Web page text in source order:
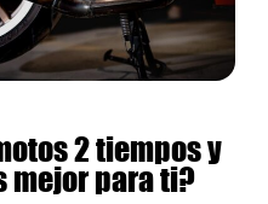
2 tiempos y
mejor para ti?